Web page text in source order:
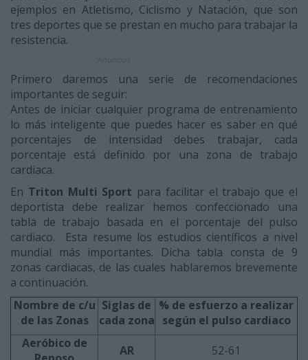
ejemplos en Atletismo, Ciclismo y Natación, que son
tres deportes que se prestan en mucho para trabajar la
resistencia.
Primero daremos una serie de recomendaciones
importantes de seguir:
Antes de iniciar cualquier programa de entrenamiento
lo más inteligente que puedes hacer es saber en qué
porcentajes de intensidad debes trabajar, cada
porcentaje está definido por una zona de trabajo
cardiaca.
En Triton Multi Sport para facilitar el trabajo que el
deportista debe realizar hemos confeccionado una
tabla de trabajo basada en el porcentaje del pulso
cardiaco. Esta resume los estudios científicos a nivel
mundial más importantes. Dicha tabla consta de 9
zonas cardiacas, de las cuales hablaremos brevemente
a continuación.
Nombre de c/u
de las Zonas
Siglas de
cada zona
% de esfuerzo a realizar
según el pulso cardiaco
Aeróbico de
AR
52-61